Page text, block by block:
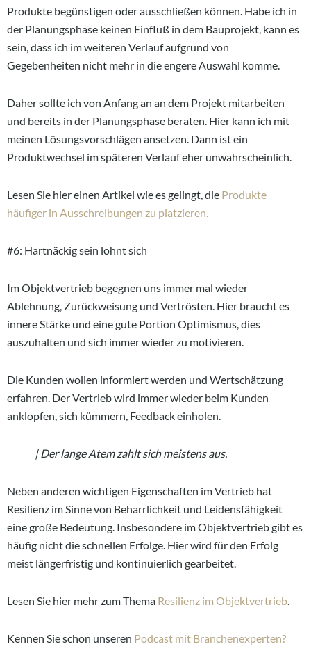
Produkte begünstigen oder ausschließen können. Habe ich in
der Planungsphase keinen Einfluß in dem Bauprojekt, kann es
sein, dass ich im weiteren Verlauf aufgrund von
Gegebenheiten nicht mehr in die engere Auswahl komme.
Daher sollte ich von Anfang an an dem Projekt mitarbeiten
und bereits in der Planungsphase beraten. Hier kann ich mit
meinen Lösungsvorschlägen ansetzen. Dann ist ein
Produktwechsel im späteren Verlauf eher unwahrscheinlich.
Lesen Sie hier einen Artikel wie es gelingt, die Produkte
häufiger in Ausschreibungen zu platzieren.
#6: Hartnäckig sein lohnt sich
Im Objektvertrieb begegnen uns immer mal wieder
Ablehnung, Zurückweisung und Vertrösten. Hier braucht es
innere Stärke und eine gute Portion Optimismus, dies
auszuhalten und sich immer wieder zu motivieren.
Die Kunden wollen informiert werden und Wertschätzung
erfahren. Der Vertrieb wird immer wieder beim Kunden
anklopfen, sich kümmern, Feedback einholen.
| Der lange Atem zahlt sich meistens aus.
Neben anderen wichtigen Eigenschaften im Vertrieb hat
Resilienz im Sinne von Beharrlichkeit und Leidensfähigkeit
eine große Bedeutung. Insbesondere im Objektvertrieb gibt es
häufig nicht die schnellen Erfolge. Hier wird für den Erfolg
meist längerfristig und kontinuierlich gearbeitet.
Lesen Sie hier mehr zum Thema Resilienz im Objektvertrieb.
Kennen Sie schon unseren Podcast mit Branchenexperten?